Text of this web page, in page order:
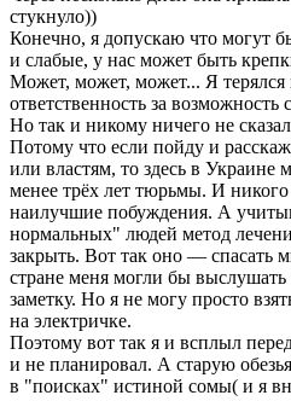
стукнуло))
Конечно, я допускаю что могут
и слабые, у нас может быть
Может, может, может... Я терялся
ответственность за возможность
Но так и никому ничего не
Потому что если пойду и
или властям, то здесь в Украине
менее трёх лет тюрьмы. И никого
наилучшие побуждения. А
нормальных" людей метод
закрыть. Вот так оно — спасать
стране меня могли бы
заметку. Но я не могу просто
на электричке.
Поэтому вот так я и всплыл
и не планировал. А старую
в "поисках" истиной сомы( и я